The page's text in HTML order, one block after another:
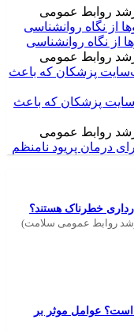
روابط عمومی
از نگاه روانشناسی
از نگاه روانشناسی
روابط عمومی
وب‌سایت پزشکان که باعث
وب‌سایت پزشکان که باعث
روابط عمومی
درمان پریود نامنظم
خطرناک هستند؟
روابط عمومی سلامت)
است؟ عوامل موثر بر